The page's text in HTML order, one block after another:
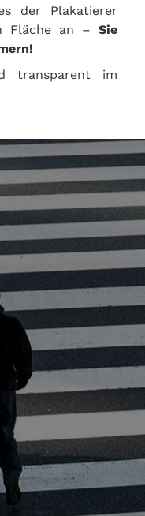
der Plakatierer
Fläche an – Sie
transparent im